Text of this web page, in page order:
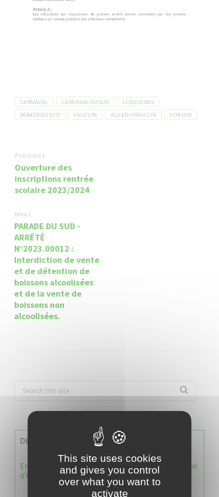
Tags
CARNAVAL CARNAVALDUSUD
LUNDIGRAS
PARADEDUSUD
VAUCLIN VILLEDUVAUCLIN VOKLEN
Previous
Ouverture des
inscriptions rentrée
scolaire 2023/2024
Next
PARADE DU SUD -
ARRÊTÉ
N°2023.00012 :
Interdiction de vente
et de détention de
boissons alcoolisées
et de la vente de
boissons non
alcoolisées.
DERNIERES INFOS
Enquête publique : Dossier Modification du Plan Local
d’Urbanisme du Vauclin
This site uses cookies
and gives you control
over what you want to
activate